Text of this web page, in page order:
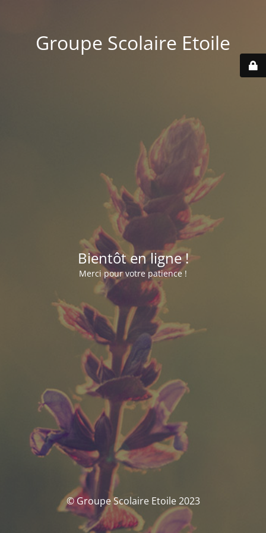
Groupe Scolaire Etoile
Bientôt en ligne !
Merci pour votre patience !
© Groupe Scolaire Etoile 2023